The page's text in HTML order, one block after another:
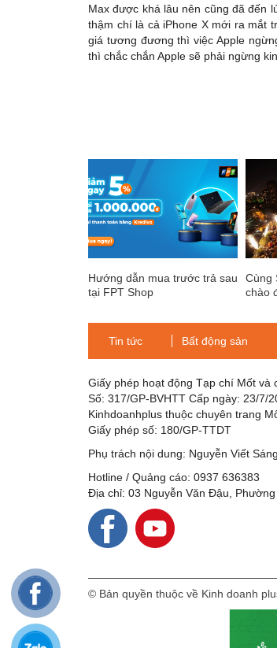
Max được khá lâu nên cũng đã đến
thậm chí là cả iPhone X mới ra mắt
giá tương đương thì việc Apple
thì chắc chắn Apple sẽ phải ngừng
Hướng dẫn mua trước trả sau
tại FPT Shop
Cùng
chào
Vivre”
Tin tức Bất động sản
Giấy phép hoạt động Tạp chí Mốt và
Số: 317/GP-BVHTT Cấp ngày: 23/7/
Kinhdoanhplus thuộc chuyên trang
Giấy phép số: 180/GP-TTDT
Phụ trách nội dung: Nguyễn Viết Sáng
Hotline / Quảng cáo: 0937 636383
Địa chỉ: 03 Nguyễn Văn Đậu,
© Bản quyền thuộc về Kinh doanh